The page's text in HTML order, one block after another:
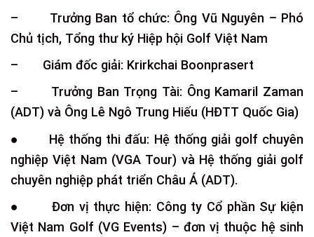
– Trưởng Ban tổ chức: Ông Vũ Nguyên – Phó
Chủ tịch, Tổng thư ký Hiệp hội Golf Việt Nam
– Giám đốc giải: Krirkchai Boonprasert
– Trưởng Ban Trọng Tài: Ông Kamaril Zaman
(ADT) và Ông Lê Ngô Trung Hiếu (HĐTT Quốc Gia)
● Hệ thống thi đấu: Hệ thống giải golf chuyên
nghiệp Việt Nam (VGA Tour) và Hệ thống giải golf
chuyên nghiệp phát triển Châu Á (ADT).
● Đơn vị thực hiện: Công ty Cổ phần Sự kiện
Việt Nam Golf (VG Events) – đơn vị thuộc hệ sinh